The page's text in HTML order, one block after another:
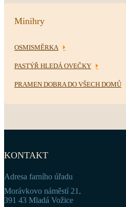
Minihry
OSMISMĚRKA
PASTÝŘ HLEDÁ OVEČKY
PRAMEN DOBRA DO VŠECH DOMŮ
KONTAKT
Adresa farního úřadu
Morávkovo náměstí 21,
391 43 Mladá Vožice